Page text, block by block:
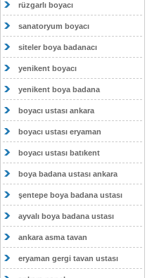
rüzgarlı boyacı
sanatoryum boyacı
siteler boya badanacı
yenikent boyacı
yenikent boya badana
boyacı ustası ankara
boyacı ustası eryaman
boyacı ustası batıkent
boya badana ustası ankara
şentepe boya badana ustası
ayvalı boya badana ustası
ankara asma tavan
eryaman gergi tavan ustası